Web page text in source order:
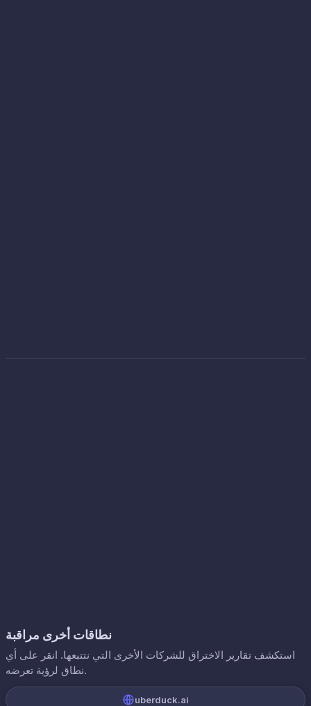
نطاقات أخرى مراقبة
استكشف تقارير الاختراق للشركات الأخرى التي نتتبعها. انقر على أي
نطاق لرؤية تعرضه.
uberduck.ai